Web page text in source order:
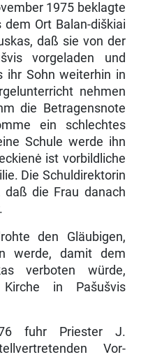
1975 beklagte
dem Ort Balan-diškiai
daß sie von der
vorgeladen und
ihr Sohn weiterhin in
nehmen
die Be­tragensnote
ein schlechtes
Schule werde ihn
ist vorbildliche
Die Schuldirektorin
daß die Frau danach
den Gläubigen,
werde, damit dem
verboten würde,
in Pašušvis
fuhr Priester J.
Vor­